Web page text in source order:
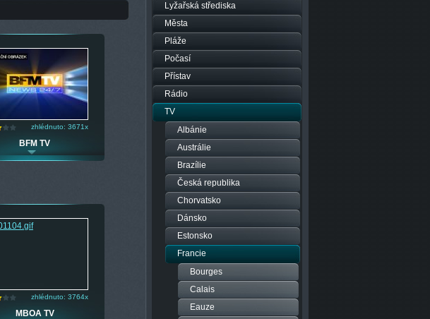
zhlédnuto: 3671x
BFM TV
zhlédnuto: 3764x
MBOA TV
Lyžařská střediska
Města
Pláže
Počasí
Přístav
Rádio
TV
Albánie
Austrálie
Brazílie
Česká republika
Chorvatsko
Dánsko
Estonsko
Francie
Bourges
Calais
Eauze